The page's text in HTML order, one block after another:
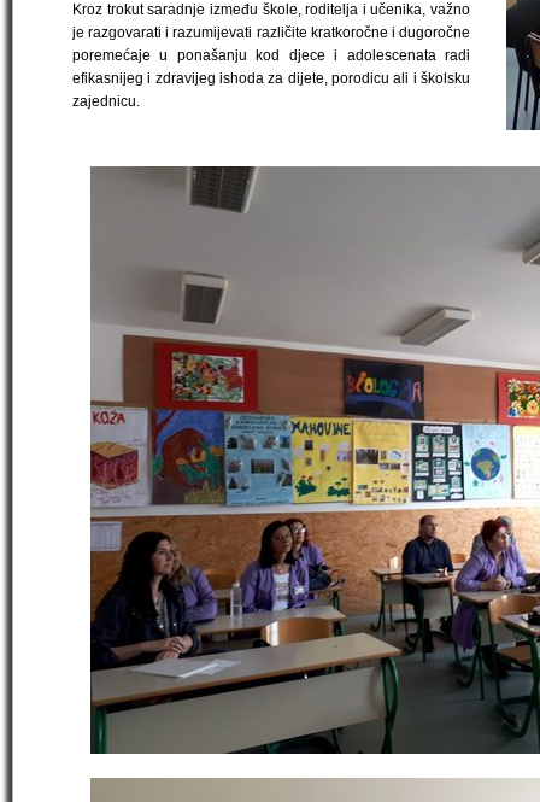
Kroz trokut saradnje između škole, roditelja i učenika, važno
je razgovarati i razumijevati različite kratkoročne i dugoročne
poremećaje u ponašanju kod djece i adolescenata radi
efikasnijeg i zdravijeg ishoda za dijete, porodicu ali i školsku
zajednicu.